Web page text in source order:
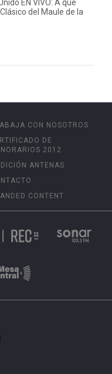
EN VIVO: A qué
del Maule de la
CON NOSOTROS
DE
2012
ANTENAS
CONTENT